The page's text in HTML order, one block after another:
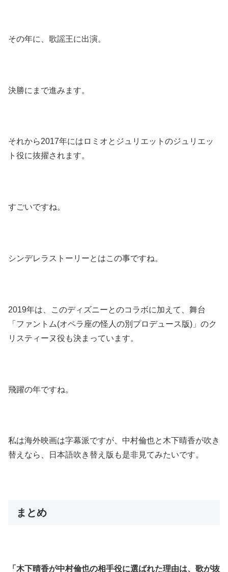
その年に、歌謡王に出演。
決勝にまで進みます。
それから2017年にはロミオとジュリエットのジュリエッ
ト役に抜擢されます。
すごいですね。
シンデレラストーリーとはこの事ですね。
2019年は、このディズニーとのコラボに加えて、舞台
「ファントム(オペラ座の怪人の別プロデュース版)」のク
リスティーヌ役も決まっています。
飛躍の年ですね。
私は海外映画は字幕派ですが、中村倫也と木下晴香が吹き
替えなら、日本語吹き替え版も是非見てみたいです。
まとめ
「木下晴香が中村倫也の相手役に選ばれた理由は、歌が抜